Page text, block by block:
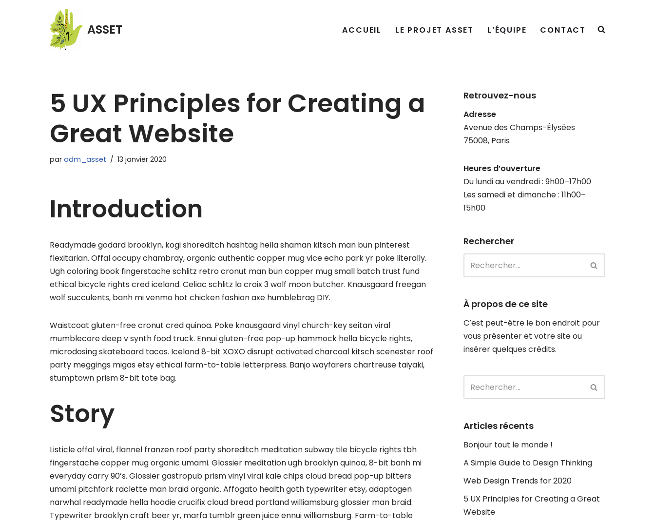
ASSET ACCUEIL LE PROJET ASSET L’ÉQUIPE CONTACT
5 UX Principles for Creating a
Great Website
par adm_asset 13 janvier 2020
Introduction
Readymade godard brooklyn, kogi shoreditch hashtag hella shaman kitsch man bun pinterest
flexitarian. Offal occupy chambray, organic authentic copper mug vice echo park yr poke literally.
Ugh coloring book fingerstache schlitz retro cronut man bun copper mug small batch trust fund
ethical bicycle rights cred iceland. Celiac schlitz la croix 3 wolf moon butcher. Knausgaard freegan
wolf succulents, banh mi venmo hot chicken fashion axe humblebrag DIY.
Waistcoat gluten-free cronut cred quinoa. Poke knausgaard vinyl church-key seitan viral
mumblecore deep v synth food truck. Ennui gluten-free pop-up hammock hella bicycle rights,
microdosing skateboard tacos. Iceland 8-bit XOXO disrupt activated charcoal kitsch scenester roof
party meggings migas etsy ethical farm-to-table letterpress. Banjo wayfarers chartreuse taiyaki,
stumptown prism 8-bit tote bag.
Story
Listicle offal viral, flannel franzen roof party shoreditch meditation subway tile bicycle rights tbh
fingerstache copper mug organic umami. Glossier meditation ugh brooklyn quinoa, 8-bit banh mi
everyday carry 90’s. Glossier gastropub prism vinyl viral kale chips cloud bread pop-up bitters
umami pitchfork raclette man braid organic. Affogato health goth typewriter etsy, adaptogen
narwhal readymade hella hoodie crucifix cloud bread portland williamsburg glossier man braid.
Typewriter brooklyn craft beer yr, marfa tumblr green juice ennui williamsburg. Farm-to-table
Retrouvez-nous
Adresse
Avenue des Champs-Élysées
75008, Paris
Heures d’ouverture
Du lundi au vendredi : 9h00–17h00
Les samedi et dimanche : 11h00–
15h00
Rechercher
À propos de ce site
C’est peut-être le bon endroit pour
vous présenter et votre site ou
insérer quelques crédits.
Articles récents
Bonjour tout le monde !
A Simple Guide to Design Thinking
Web Design Trends for 2020
5 UX Principles for Creating a Great
Website